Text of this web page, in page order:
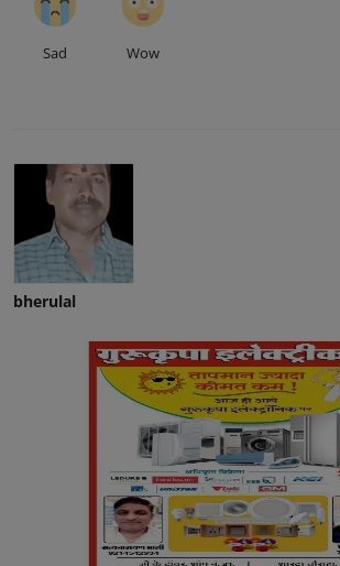
Sad Wow
bherulal